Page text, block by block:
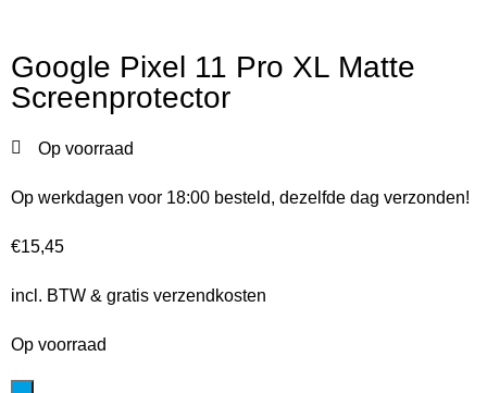
Google Pixel 11 Pro XL Matte
Screenprotector
Op voorraad
Op werkdagen voor 18:00 besteld, dezelfde dag verzonden!
€15,45
incl. BTW & gratis verzendkosten
Op voorraad